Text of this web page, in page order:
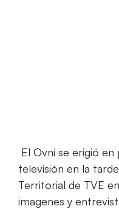
El Ovni se erigió
televisión en la
Territorial de TVE
imagenes y